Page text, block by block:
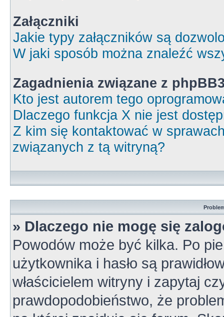
Załączniki
Jakie typy załączników są
W jaki sposób można znaleźć
Zagadnienia związane z
Kto jest autorem tego
Dlaczego funkcja X nie jest
Z kim się kontaktować w
związanych z tą witryną?
» Dlaczego nie mogę się
Powodów może być kilka. Po
użytkownika i hasło są
właścicielem witryny i zapytaj
prawdopodobieństwo, że